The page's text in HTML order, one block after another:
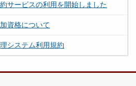
サービスの利用を開始しました
資格について
システム利用規約